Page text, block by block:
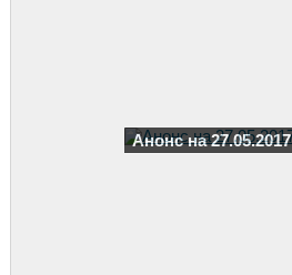
Анонс на 27.05.2017